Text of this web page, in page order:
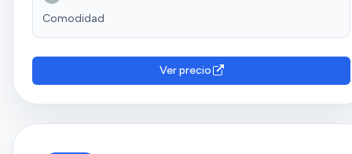
Comodidad
Ver precio